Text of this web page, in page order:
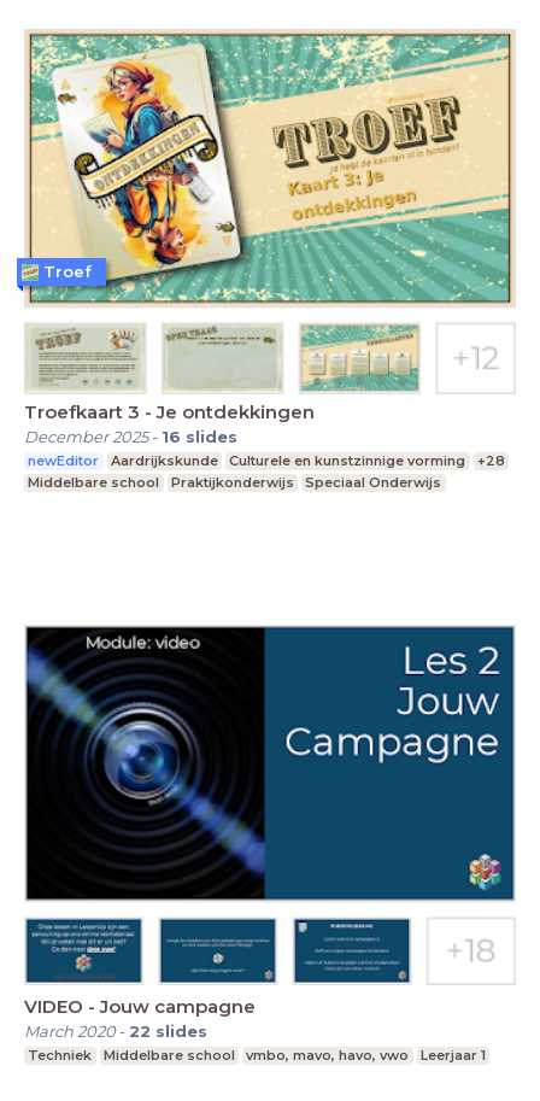
Troefkaart 3 - Je ontdekkingen
December 2025- 16 slides
newEditor Aardrijkskunde Culturele en kunstzinnige vorming
+28
Middelbare school
Praktijkonderwijs Speciaal Onderwijs
Troef
VIDEO - Jouw campagne
March 2020- 22 slides
Techniek Middelbare school vmbo, mavo, havo, vwo Leerjaar 1